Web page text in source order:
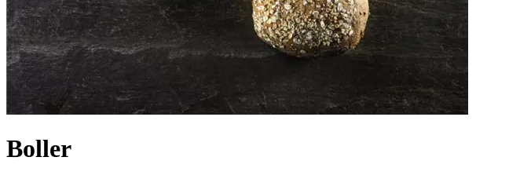
Boller